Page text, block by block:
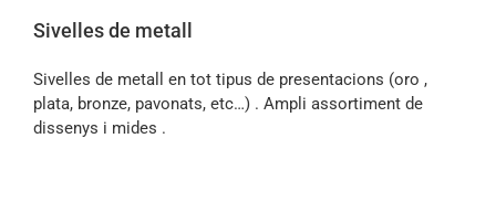
Sivelles de metall
Sivelles de metall en tot tipus de presentacions (oro ,
plata, bronze, pavonats, etc…) . Ampli assortiment de
dissenys i mides .